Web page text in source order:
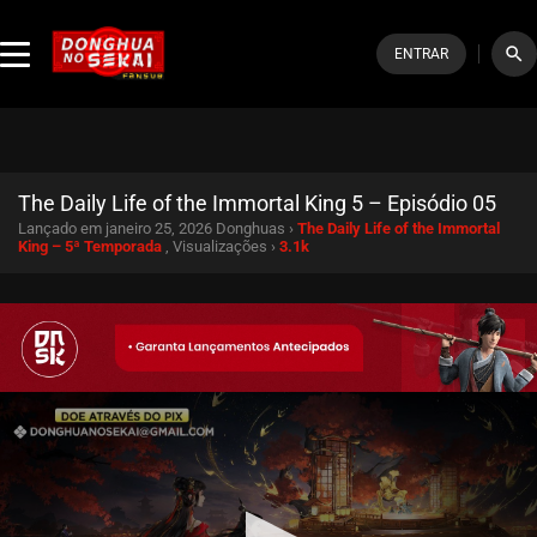
ENTRAR search
The Daily Life of the Immortal King 5 – Episódio 05
Lançado em janeiro 25, 2026 Donghuas › The Daily Life of the Immortal
King – 5ª Temporada , Visualizações › 3.1k